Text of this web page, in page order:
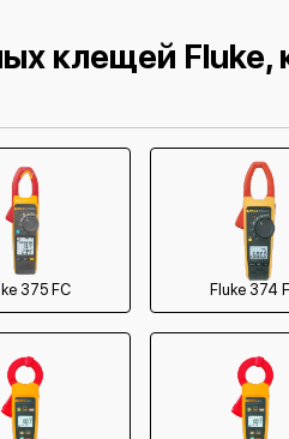
клещей
375 FC Fluke 374